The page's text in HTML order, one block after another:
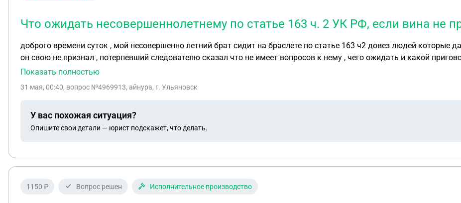
Что ожидать несовершеннолетнему по статье 163 ч. 2 УК РФ, если вина не
доброго времени суток , мой несовершенно летний брат сидит на браслете по статье 163 ч2 довез людей которые далее вымогали средства и имущество , вину
он свою не признал , потерпевший следователю сказал что не имеет вопросов к нему , чего ожидать и какой
Показать полностью
31 мая, 00:40, вопрос №4969913, айнура, г. Ульяновск
У вас похожая ситуация?
Опишите свои детали — юрист подскажет, что делать.
1150 ₽ Вопрос решен Исполнительное производство